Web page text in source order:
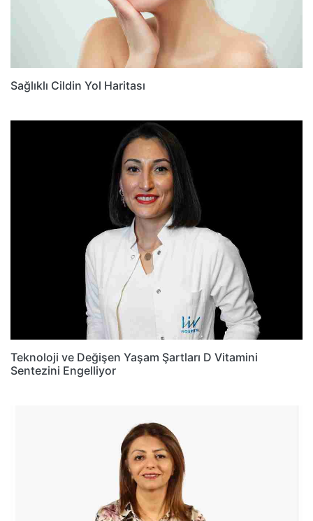
Sağlıklı Cildin Yol Haritası
Teknoloji ve Değişen Yaşam Şartları D Vitamini
Sentezini Engelliyor